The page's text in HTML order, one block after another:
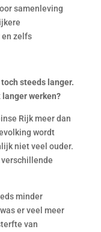
samenleving
zelfs
steeds langer.
werken?
Rijk meer dan
wordt
niet veel ouder.
minder
er veel meer
van